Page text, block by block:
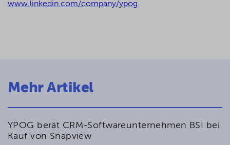
www.linkedin.com/company/ypog
Mehr Artikel
YPOG berät CRM-Softwareunternehmen BSI bei
Kauf von Snapview